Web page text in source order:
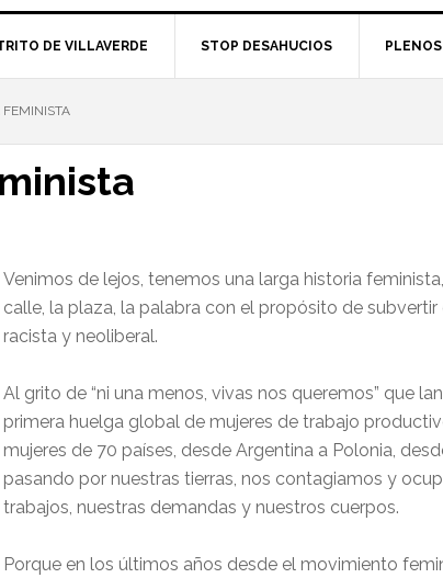
DE VILLAVERDE STOP DESAHUCIOS PLENOS
Venimos de lejos, tenemos una larga historia
calle, la plaza, la palabra con el propósito de
racista y neoliberal.
Al grito de “ni una menos, vivas nos queremos” que
primera huelga global de mujeres de trabajo
mujeres de 70 países, desde Argentina a Polonia,
pasando por nuestras tierras, nos contagiamos y
trabajos, nuestras demandas y nuestros cuerpos.
Porque en los últimos años desde el movimiento